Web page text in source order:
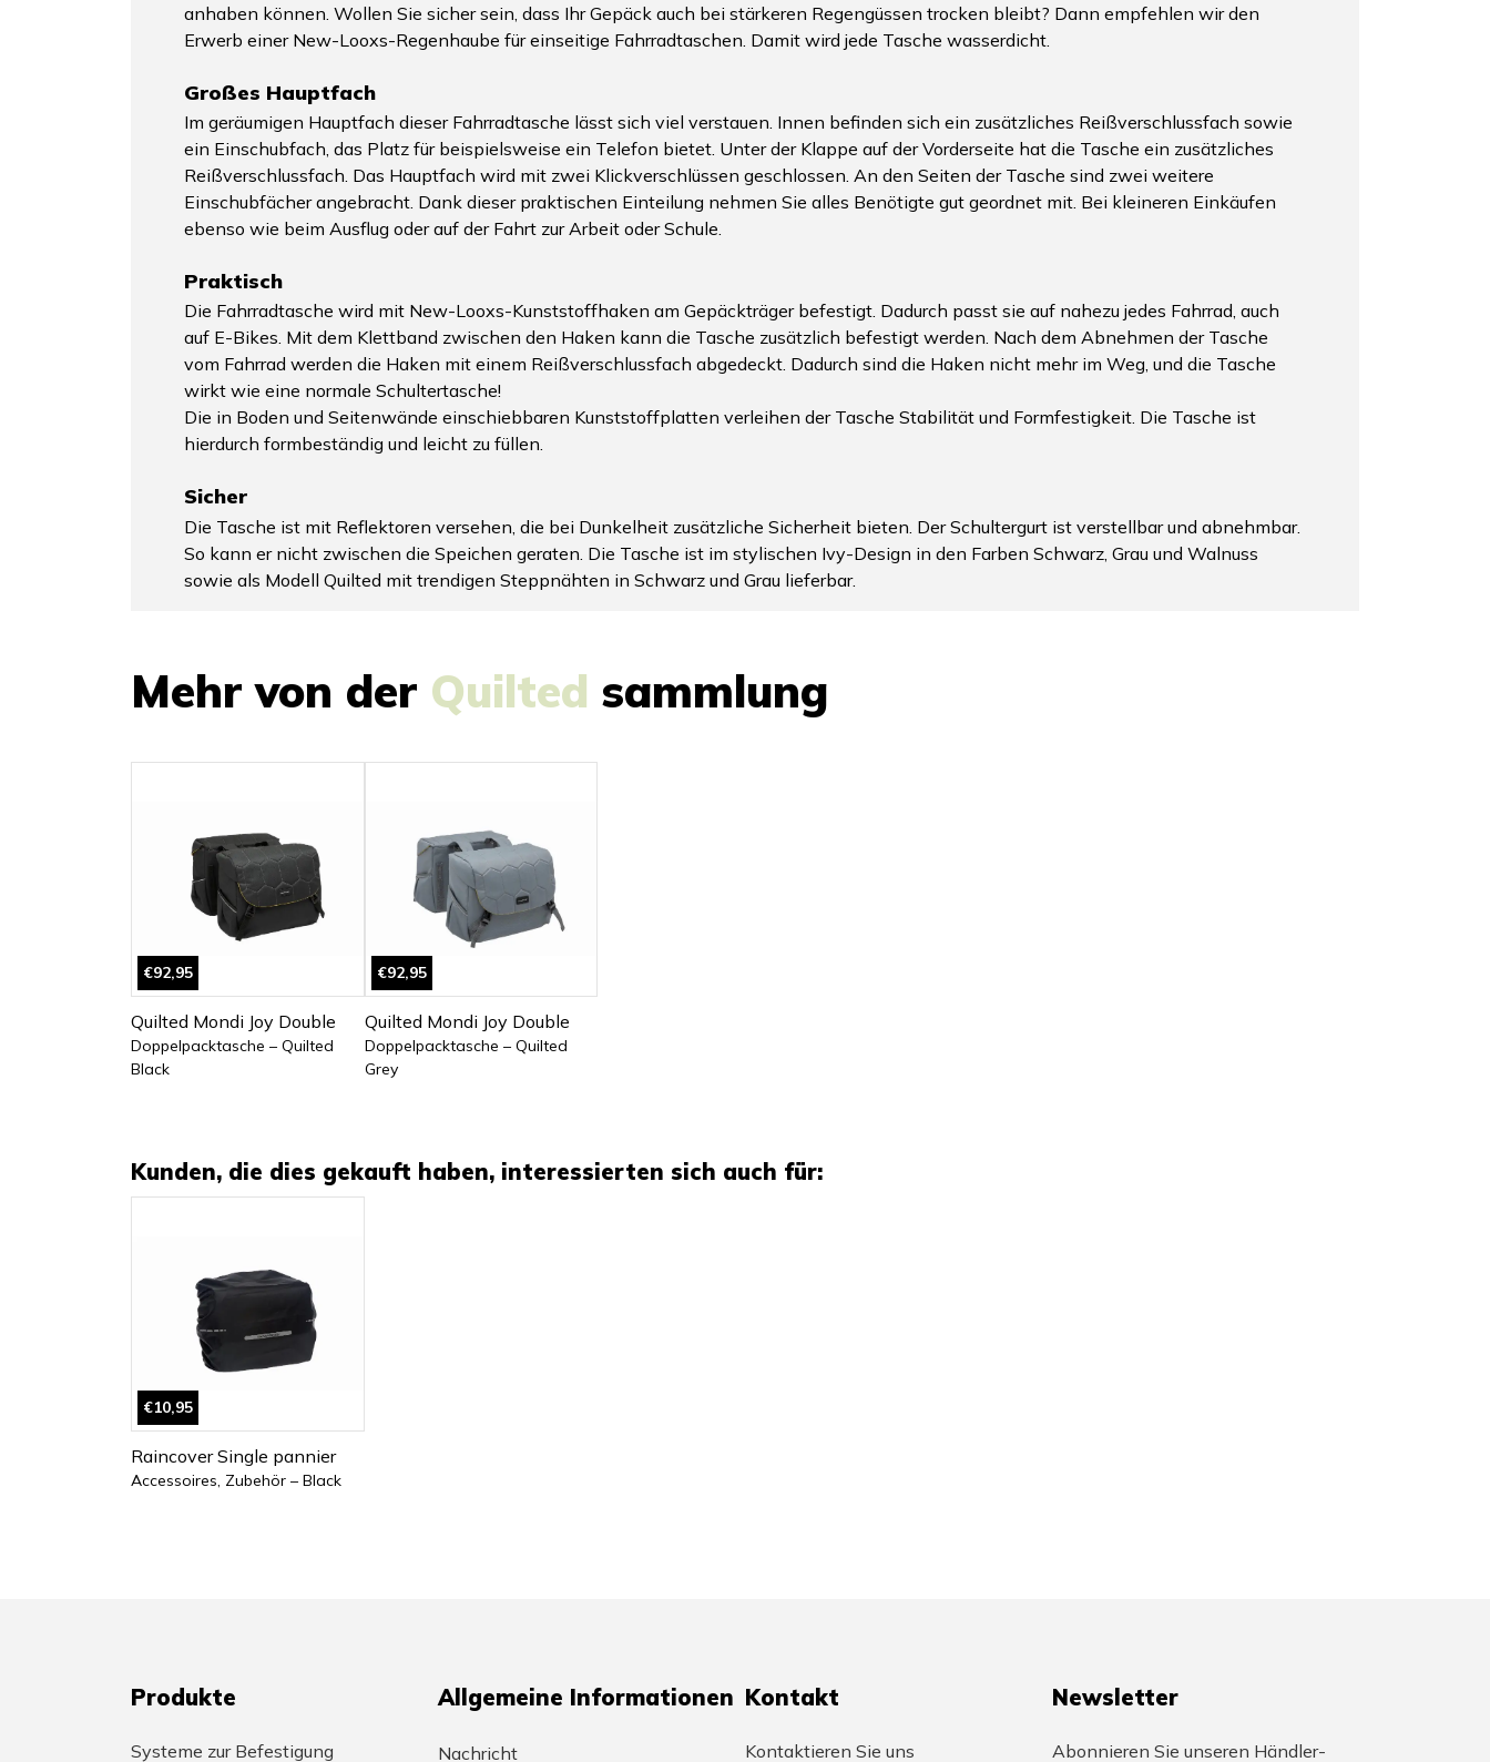
anhaben können. Wollen Sie sicher sein, dass Ihr Gepäck auch bei stärkeren Regengüssen trocken bleibt? Dann empfehlen wir den
Erwerb einer New-Looxs-Regenhaube für einseitige Fahrradtaschen. Damit wird jede Tasche wasserdicht.
Großes Hauptfach
Im geräumigen Hauptfach dieser Fahrradtasche lässt sich viel verstauen. Innen befinden sich ein zusätzliches Reißverschlussfach sowie
ein Einschubfach, das Platz für beispielsweise ein Telefon bietet. Unter der Klappe auf der Vorderseite hat die Tasche ein zusätzliches
Reißverschlussfach. Das Hauptfach wird mit zwei Klickverschlüssen geschlossen. An den Seiten der Tasche sind zwei weitere
Einschubfächer angebracht. Dank dieser praktischen Einteilung nehmen Sie alles Benötigte gut geordnet mit. Bei kleineren Einkäufen
ebenso wie beim Ausflug oder auf der Fahrt zur Arbeit oder Schule.
Praktisch
Die Fahrradtasche wird mit New-Looxs-Kunststoffhaken am Gepäckträger befestigt. Dadurch passt sie auf nahezu jedes Fahrrad, auch
auf E-Bikes. Mit dem Klettband zwischen den Haken kann die Tasche zusätzlich befestigt werden. Nach dem Abnehmen der Tasche
vom Fahrrad werden die Haken mit einem Reißverschlussfach abgedeckt. Dadurch sind die Haken nicht mehr im Weg, und die Tasche
wirkt wie eine normale Schultertasche!
Die in Boden und Seitenwände einschiebbaren Kunststoffplatten verleihen der Tasche Stabilität und Formfestigkeit. Die Tasche ist
hierdurch formbeständig und leicht zu füllen.
Sicher
Die Tasche ist mit Reflektoren versehen, die bei Dunkelheit zusätzliche Sicherheit bieten. Der Schultergurt ist verstellbar und abnehmbar.
So kann er nicht zwischen die Speichen geraten. Die Tasche ist im stylischen Ivy-Design in den Farben Schwarz, Grau und Walnuss
sowie als Modell Quilted mit trendigen Steppnähten in Schwarz und Grau lieferbar.
Mehr von der Quilted sammlung
€92,95
Quilted Mondi Joy Double
Doppelpacktasche – Quilted
Black
€92,95
Quilted Mondi Joy Double
Doppelpacktasche – Quilted
Grey
Kunden, die dies gekauft haben, interessierten sich auch für:
€10,95
Raincover Single pannier
Accessoires, Zubehör – Black
Produkte
Systeme zur Befestigung
Allgemeine Informationen
Nachricht
Kontakt
Kontaktieren Sie uns
Newsletter
Abonnieren Sie unseren Händler-